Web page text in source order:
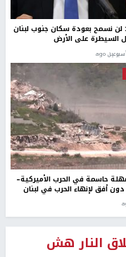
لن نسمح بعودة سكان جنوب لبنان
السيطرة على الأرض
حاسمة في الحرب الأميركية–
دون أفق لإنهاء الحرب في لبنان
النار هش